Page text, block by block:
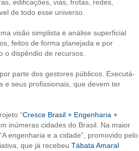
edificações, vias, frotas, redes,
de todo esse universo.
visão simplista e análise superficial
feitos de forma planejada e por
o dispêndio de recursos.
parte dos gestores públicos. Executá-
e seus profissionais, que devem ter
“Cresce Brasil + Engenharia +
inúmeras cidades do Brasil. Na maior
engenharia e a cidade”, promovido pelo
que já recebeu Tábata Amaral